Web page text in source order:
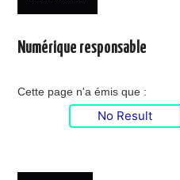
Numérique responsable
Cette page n'a émis que :
No Result